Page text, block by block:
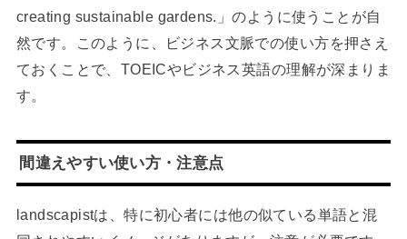
creating sustainable gardens.」のように使うことが自
然です。このように、ビジネス文脈での使い方を押さえ
ておくことで、TOEICやビジネス英語の理解が深まりま
す。
間違えやすい使い方・注意点
landscapistは、特に初心者には他の似ている単語と混